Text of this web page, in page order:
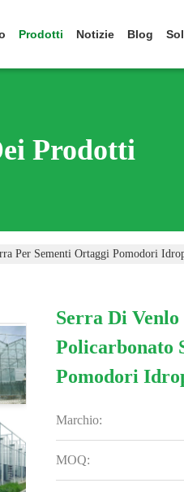
Prodotti Notizie Blog
Prodotti
Per Sementi Ortaggi Pomodori
Serra Di
Policarbonato
Pomodori
Marchio:
MOQ: